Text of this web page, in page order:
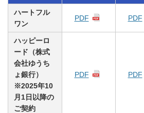
ハートフル
ワン
PDF PDF
ハッピーロ
ード（株式
会社ゆうち
ょ銀行）
※2025年10
月1日以降の
ご契約
PDF PDF